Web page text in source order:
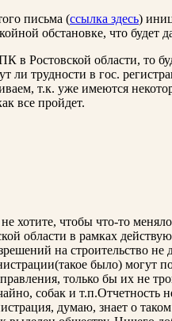
письма (ссылка здесь)
обстановке, что будет
в Ростовской области, то
ли трудности в гос.
т.к. уже имеются
все пройдет.
чтобы что-то
области в рамках
на строительство
было) могут
только бы их не
собак и т.п.Отчетность
думаю, знает о